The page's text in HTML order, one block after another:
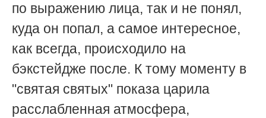
по выражению лица, так и не понял,
куда он попал, а самое интересное,
как всегда, происходило на
бэкстейдже после. К тому моменту в
"святая святых" показа царила
расслабленная атмосфера,